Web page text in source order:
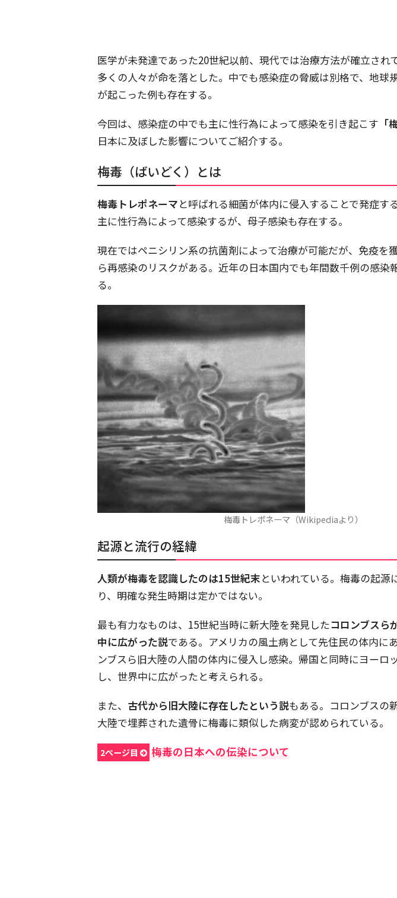
医学が未発達であった20世紀以前、現代では治療方法が確立され
多くの人々が命を落とした。中でも感染症の脅威は別格で、地球
が起こった例も存在する。
今回は、感染症の中でも主に性行為によって感染を引き起こす 「
日本に及ぼした影響についてご紹介する。
梅毒（ばいどく）とは
梅毒トレポネーマと呼ばれる細菌が体内に侵入することで発症す
主に性行為によって感染するが、母子感染も存在する。
現在ではペニシリン系の抗菌剤によって治療が可能だが、免疫を
ら再感染のリスクがある。近年の日本国内でも年間数千例の感染
る。
梅毒トレポネーマ（Wikipediaより）
起源と流行の経緯
人類が梅毒を認識したのは15世紀末といわれている。梅毒の起源
り、明確な発生時期は定かではない。
最も有力なものは、15世紀当時に新大陸を発見したコロンブスら
中に広がった説である。アメリカの風土病として先住民の体内に
ンブスら旧大陸の人間の体内に侵入し感染。帰国と同時にヨーロ
し、世界中に広がったと考えられる。
また、 古代から旧大陸に存在したという説もある。コロンブスの
大陸で埋葬された遺骨に梅毒に類似した病変が認められている。
2ページ目 梅毒の日本への伝染について